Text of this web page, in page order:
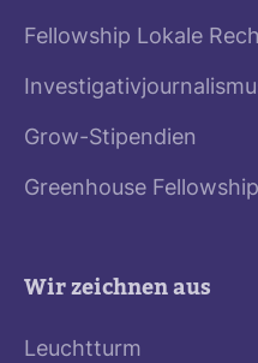
Fellowship Lokale
Grow-Stipendien
Greenhouse Fellowship
Wir zeichnen aus
Leuchtturm